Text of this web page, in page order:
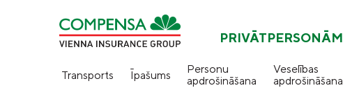
PRIVĀTPERSONĀM
Transports Īpašums
Personu
apdrošināšana
Veselības
apdrošināšana